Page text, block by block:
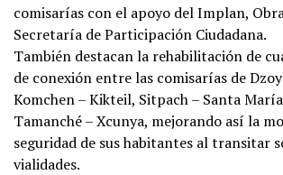
comisarías con el apoyo del Implan,
Secretaría de Participación Ciudadana.
También destacan la rehabilitación de
de conexión entre las comisarías de
Komchen – Kikteil, Sitpach – Santa
Tamanché – Xcunya, mejorando así la
seguridad de sus habitantes al transitar
vialidades.